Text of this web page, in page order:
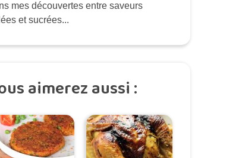
mes découvertes entre saveurs
et sucrées...
aimerez aussi :